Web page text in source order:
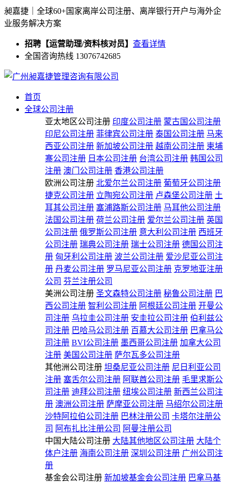
昶嘉捷｜全球60+国家离岸公司注册、离岸银行开户与海外企
业服务解决方案
招聘【运营助理/资料核对员】 查看详情
全国咨询热线 13076742685
首页
全球公司注册
亚太地区公司注册 印度公司注册 蒙古国公司注册
印尼公司注册 菲律宾公司注册 泰国公司注册 马来
西亚公司注册 新加坡公司注册 越南公司注册 柬埔
寨公司注册 日本公司注册 台湾公司注册 韩国公司
注册 澳门公司注册 香港公司注册
欧洲公司注册 北爱尔兰公司注册 葡萄牙公司注册
捷克公司注册 立陶宛公司注册 卢森堡公司注册 土
耳其公司注册 塞浦路斯公司注册 马耳他公司注册
法国公司注册 荷兰公司注册 爱尔兰公司注册 英国
公司注册 俄罗斯公司注册 意大利公司注册 西班牙
公司注册 瑞典公司注册 瑞士公司注册 德国公司注
册 匈牙利公司注册 波兰公司注册 爱沙尼亚公司注
册 丹麦公司注册 罗马尼亚公司注册 克罗地亚注册
公司 芬兰注册公司
美洲公司注册 圣文森特公司注册 秘鲁公司注册 巴
西公司注册 智利公司注册 阿根廷公司注册 开曼公
司注册 乌拉圭公司注册 安圭拉公司注册 伯利兹公
司注册 巴哈马公司注册 百慕大公司注册 巴拿马公
司注册 BVI公司注册 墨西哥公司注册 加拿大公司
注册 美国公司注册 萨尔瓦多公司注册
其他洲公司注册 坦桑尼亚公司注册 尼日利亚公司
注册 塞舌尔公司注册 阿联酋公司注册 毛里求斯公
司注册 迪拜公司注册 纽埃公司注册 新西兰公司注
册 澳洲公司注册 萨摩亚公司注册 马绍尔公司注册
沙特阿拉伯公司注册 巴林注册公司 卡塔尔注册公
司 阿布扎比注册公司 阿曼注册公司
中国大陆公司注册 大陆其他地区公司注册 大陆个
体户注册 海南公司注册 深圳公司注册 广州公司注
册
基金会公司注册 新加坡基金会公司注册 巴拿马基